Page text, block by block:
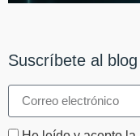
Suscríbete al blog